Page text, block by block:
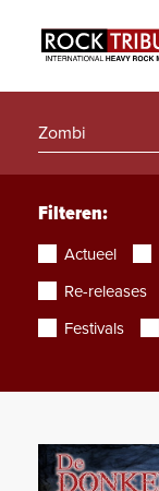
Filteren:
Actueel
Re-releases
Festivals